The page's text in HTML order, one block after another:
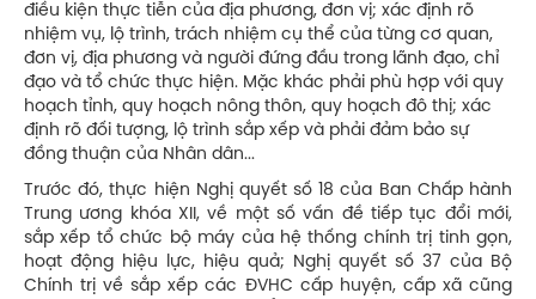
điều kiện thực tiễn của địa phương, đơn vị; xác định rõ
nhiệm vụ, lộ trình, trách nhiệm cụ thể của từng cơ quan,
đơn vị, địa phương và người đứng đầu trong lãnh đạo, chỉ
đạo và tổ chức thực hiện. Mặc khác phải phù hợp với quy
hoạch tỉnh, quy hoạch nông thôn, quy hoạch đô thị; xác
định rõ đối tượng, lộ trình sắp xếp và phải đảm bảo sự
đồng thuận của Nhân dân...
Trước đó, thực hiện Nghị quyết số 18 của Ban Chấp hành
Trung ương khóa XII, về một số vấn đề tiếp tục đổi mới,
sắp xếp tổ chức bộ máy của hệ thống chính trị tinh gọn,
hoạt động hiệu lực, hiệu quả; Nghị quyết số 37 của Bộ
Chính trị về sắp xếp các ĐVHC cấp huyện, cấp xã cũng